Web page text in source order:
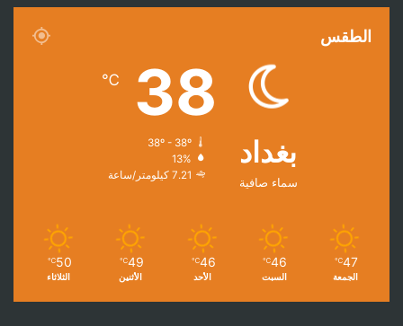
الطقس
بغداد
سماء صافية
38
℃
38º - 38º
13%
7.21 كيلومتر/ساعة
47
℃
الجمعة
46
℃
السبت
46
℃
الأحد
49
℃
الأثنين
50
℃
الثلاثاء